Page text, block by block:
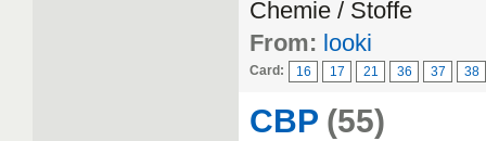
Chemie / Stoffe
From: looki
Card: 16 17 21 36 37 38
CBP (55)